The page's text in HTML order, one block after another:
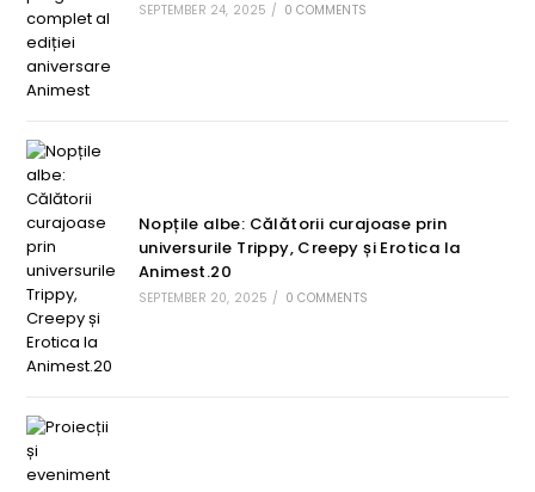
SEPTEMBER 24, 2025 / 0 COMMENTS
Nopțile albe: Călătorii curajoase prin
universurile Trippy, Creepy și Erotica la
Animest.20
SEPTEMBER 20, 2025 / 0 COMMENTS